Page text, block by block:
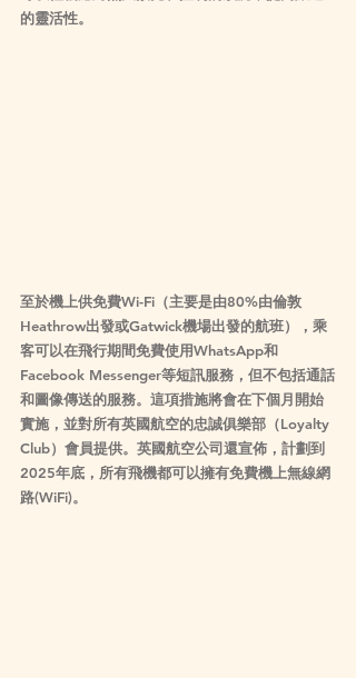
的靈活性。
至於機上供免費Wi-Fi（主要是由80%由倫敦
Heathrow出發或Gatwick機場出發的航班），乘
客可以在飛行期間免費使用WhatsApp和
Facebook Messenger等短訊服務，但不包括通話
和圖像傳送的服務。這項措施將會在下個月開始
實施，並對所有英國航空的忠誠俱樂部（Loyalty
Club）會員提供。英國航空公司還宣佈，計劃到
2025年底，所有飛機都可以擁有免費機上無線網
路(WiFi)。